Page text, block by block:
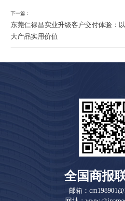
下一篇：
东莞仁禄昌实业升级客户交付体验：
大产品实用价值
全国商报
邮箱：